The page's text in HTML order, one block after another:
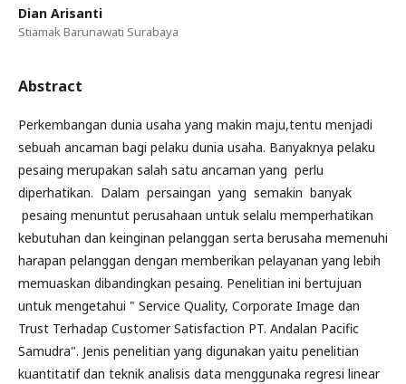
Dian Arisanti
Stiamak Barunawati Surabaya
Abstract
Perkembangan dunia usaha yang makin maju,tentu menjadi
sebuah ancaman bagi pelaku dunia usaha. Banyaknya pelaku
pesaing merupakan salah satu ancaman yang perlu
diperhatikan. Dalam persaingan yang semakin banyak
pesaing menuntut perusahaan untuk selalu memperhatikan
kebutuhan dan keinginan pelanggan serta berusaha memenuhi
harapan pelanggan dengan memberikan pelayanan yang lebih
memuaskan dibandingkan pesaing. Penelitian ini bertujuan
untuk mengetahui " Service Quality, Corporate Image dan
Trust Terhadap Customer Satisfaction PT. Andalan Pacific
Samudra". Jenis penelitian yang digunakan yaitu penelitian
kuantitatif dan teknik analisis data menggunaka regresi linear